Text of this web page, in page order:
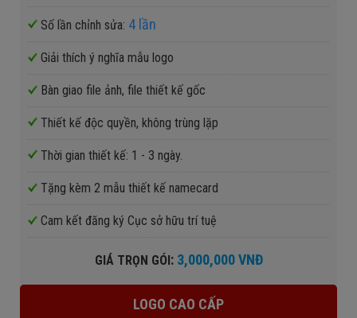
Số lần chỉnh sửa: 4 lần
Giải thích ý nghĩa mẫu logo
Bàn giao file ảnh, file thiết kế gốc
Thiết kế độc quyền, không trùng lặp
Thời gian thiết kế: 1 - 3 ngày.
Tặng kèm 2 mẫu thiết kế namecard
Cam kết đăng ký Cục sở hữu trí tuệ
GIÁ TRỌN GÓI: 3,000,000 VNĐ
LOGO CAO CẤP